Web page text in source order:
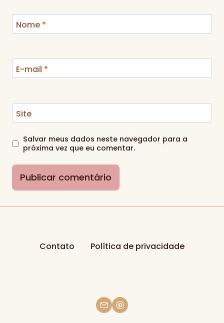
Nome *
E-mail *
Site
Salvar meus dados neste navegador para a
próxima vez que eu comentar.
Contato Política de privacidade